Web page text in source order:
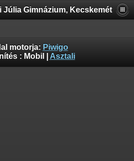
Júlia Gimnázium, Kecskemét
motorja: Piwigo
: Mobil Asztali